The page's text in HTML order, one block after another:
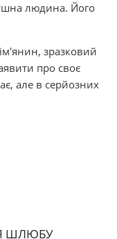
людина. Його
зразковий
про своє
але в серйозних
ШЛЮБУ